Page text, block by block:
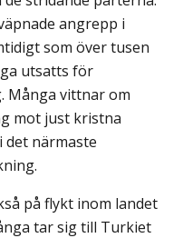
angrepp i
som över tusen
utsatts för
Många vittnar om
mot just kristna
det närmaste
på flykt inom landet
tar sig till Turkiet